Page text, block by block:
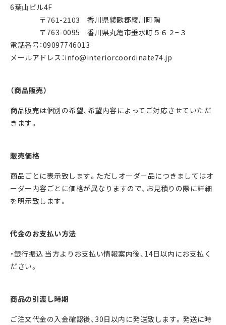
6葉山ビル4F
〒761-2103 香川県綾歌郡綾川町陶
〒763-0095 香川県丸亀市垂水町５６２−３
電話番号：09097746013
メールアドレス：info@interiorcoordinate74.jp
（商品販売）
商品販売は個別の希望、希望内容によってご対応させていただ
きます。
販売価格
商品ごとに表⽰致します。ただしオーダー品につきましてはオ
ーダー内容ごとに価格が異なりますので、お⾒積りの際に詳細
を明⽰致します。
代⾦のお⽀払い⽅法
・銀⾏振込 当方よりお⽀払い情報案内後、14⽇以内にお⽀払く
ださい。
商品の引渡し時期
ご注⽂代⾦の⼊⾦確認後、30⽇以内に発送致します。発送に時